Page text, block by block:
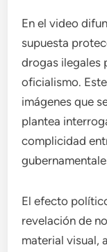
En el video
supuesta
drogas ilegales
oficialismo.
imágenes que
plantea
complicidad
El efecto
revelación de
material visual,